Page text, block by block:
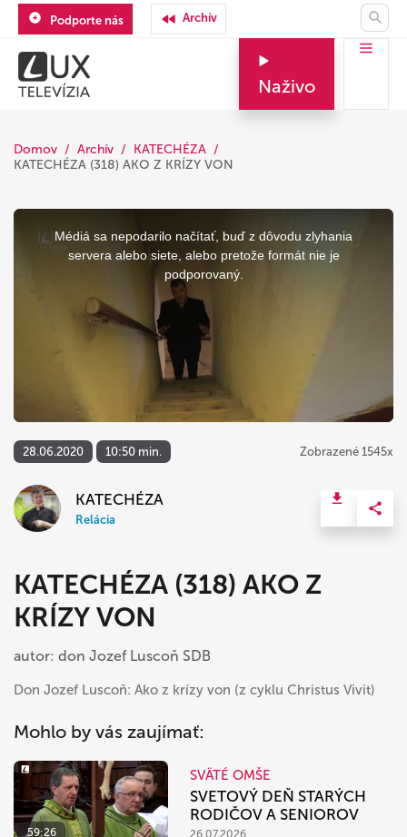
Podporte nás Archív
Naživo
Domov Archív
KATECHÉZA
KATECHÉZA (318) AKO Z KRÍZY VON
This
Médiá sa nepodarilo načítať, buď z dôvodu zlyhania
servera alebo siete, alebo pretože formát nie je
podporovaný.
28.06.2020 10:50 min. Zobrazené 1545x
KATECHÉZA
Relácia
KATECHÉZA (318) AKO Z
KRÍZY VON
autor: don Jozef Luscoň SDB
Don Jozef Luscoň: Ako z krízy von (z cyklu Christus Vivit)
Mohlo by vás zaujímať:
59:26
SVÄTÉ OMŠE
SVETOVÝ DEŇ STARÝCH
RODIČOV A SENIOROV